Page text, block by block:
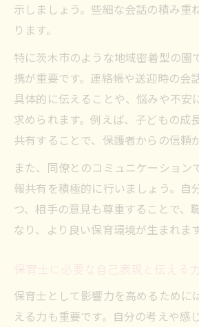
示しましょう。些細な会話の積み重
ります。
特に茨木市のような地域密着型の園
携が重要です。連絡帳や送迎時の会
具体的に伝えることや、悩みや不安
求められます。例えば、子どもの成
共有することで、保護者からの信頼
また、同僚とのコミュニケーション
報共有を積極的に行いましょう。自
つ、相手の意見も尊重することで、
なり、より良い保育環境が生まれます
保育士に必要な自己表現と伝える
保育士として影響力を高めるために
える力も重要です。自分の考えや感